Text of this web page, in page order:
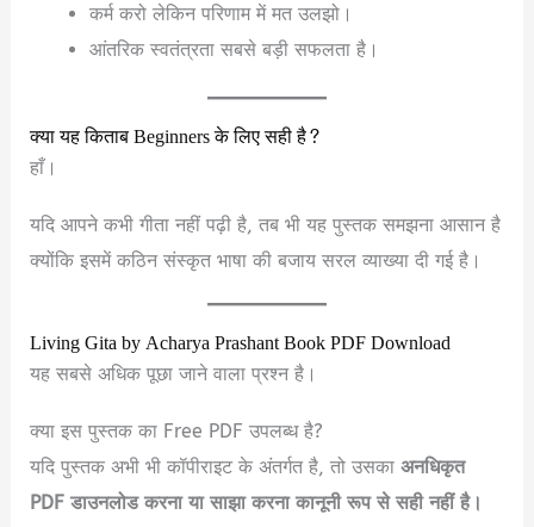
कर्म करो लेकिन परिणाम में मत उलझो।
आंतरिक स्वतंत्रता सबसे बड़ी सफलता है।
क्या यह किताब Beginners के लिए सही है?
हाँ।
यदि आपने कभी गीता नहीं पढ़ी है, तब भी यह पुस्तक समझना आसान है
क्योंकि इसमें कठिन संस्कृत भाषा की बजाय सरल व्याख्या दी गई है।
Living Gita by Acharya Prashant Book PDF Download
यह सबसे अधिक पूछा जाने वाला प्रश्न है।
क्या इस पुस्तक का Free PDF उपलब्ध है?
यदि पुस्तक अभी भी कॉपीराइट के अंतर्गत है, तो उसकाअनधिकृत
PDF डाउनलोड करना या साझा करना कानूनी रूप से सही नहीं है।